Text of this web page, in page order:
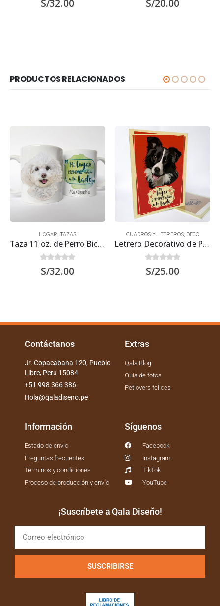
S/32.00 S/20.00
PRODUCTOS RELACIONADOS
HOGAR TAZAS
Taza 11 oz. de Perro Bichón Frisé
0out of 5
S/32.00
CUADROS Y LETREROS, DECO
Letrero Decorativo de Perro Border Collie 30×22.5 cms
0out of 5
S/25.00
Contáctanos
Jr. Copacabana 120, Pueblo
Libre, Perú 15084
+51 998 366 386
Hola@qaladiseno.pe
Extras
Qala Blog
Guía de fotos
Petlovers felices
Información
Estado de envío
Preguntas frecuentes
Términos y condiciones
Proceso de producción y envío
Síguenos
Facebook
Instagram
TikTok
YouTube
¡Suscríbete a Qala Diseño!
SUSCRIBIRSE